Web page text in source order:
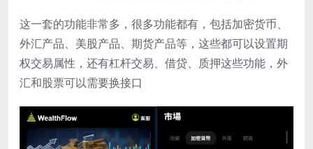
这一套的功能非常多，很多功能都有，包括加密货币、
外汇产品、美股产品、期货产品等，这些都可以设置期
权交易属性，还有杠杆交易、借贷、质押这些功能，外
汇和股票可以需要换接口